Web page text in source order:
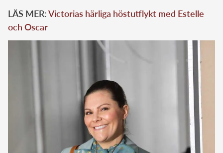
LÄS MER:Victorias härliga höstutflykt med Estelle
och Oscar